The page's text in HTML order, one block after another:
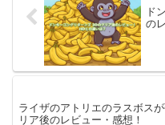
ド
の
ライザのアトリエのラスボス
リア後のレビュー・感想！